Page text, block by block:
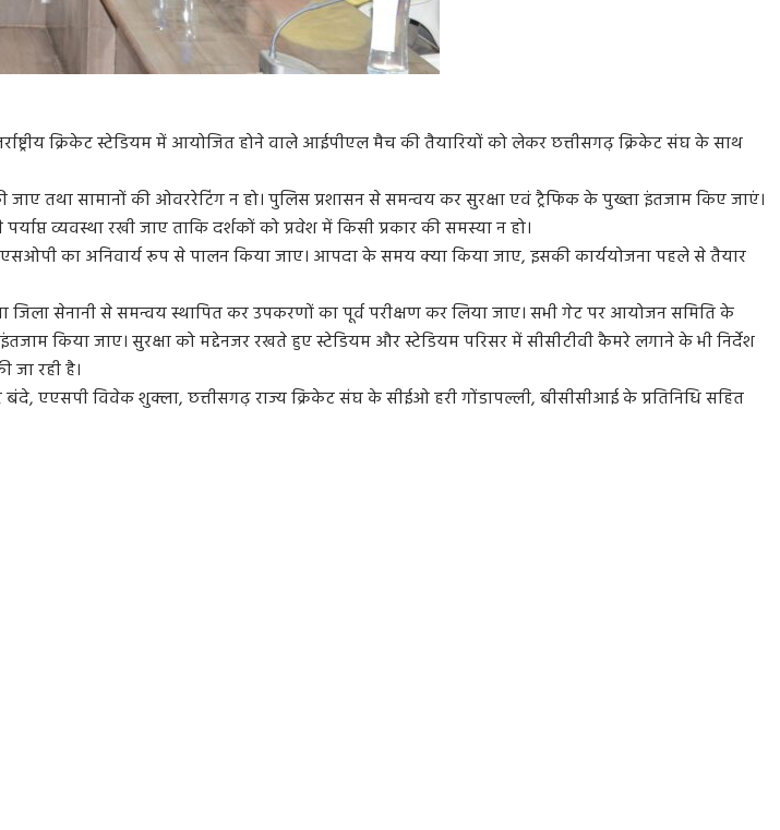
क्रिकेट स्टेडियम में आयोजित होने वाले आईपीएल मैच की तैयारियों को लेकर छत्तीसगढ़ क्रिकेट संघ के साथ
तथा सामानों की ओवररेटिंग न हो। पुलिस प्रशासन से समन्वय कर सुरक्षा एवं ट्रैफिक के पुख्ता इंतजाम किए जाएं।
व्यवस्था रखी जाए ताकि दर्शकों को प्रवेश में किसी प्रकार की समस्या न हो।
का अनिवार्य रूप से पालन किया जाए। आपदा के समय क्या किया जाए, इसकी कार्ययोजना पहले से तैयार
सेनानी से समन्वय स्थापित कर उपकरणों का पूर्व परीक्षण कर लिया जाए। सभी गेट पर आयोजन समिति के
किया जाए। सुरक्षा को मद्देनजर रखते हुए स्टेडियम और स्टेडियम परिसर में सीसीटीवी कैमरे लगाने के भी निर्देश
रही है।
एएसपी विवेक शुक्ला, छत्तीसगढ़ राज्य क्रिकेट संघ के सीईओ हरी गोंडापल्ली, बीसीसीआई के प्रतिनिधि सहित